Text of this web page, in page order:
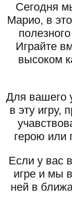
Сегодня
Марио, в
Играйте
высоком
Для вашего
в эту игру,
герою или
Если у вас
игре и мы
ней в